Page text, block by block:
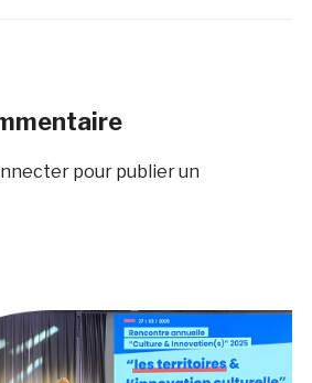
pour publier un